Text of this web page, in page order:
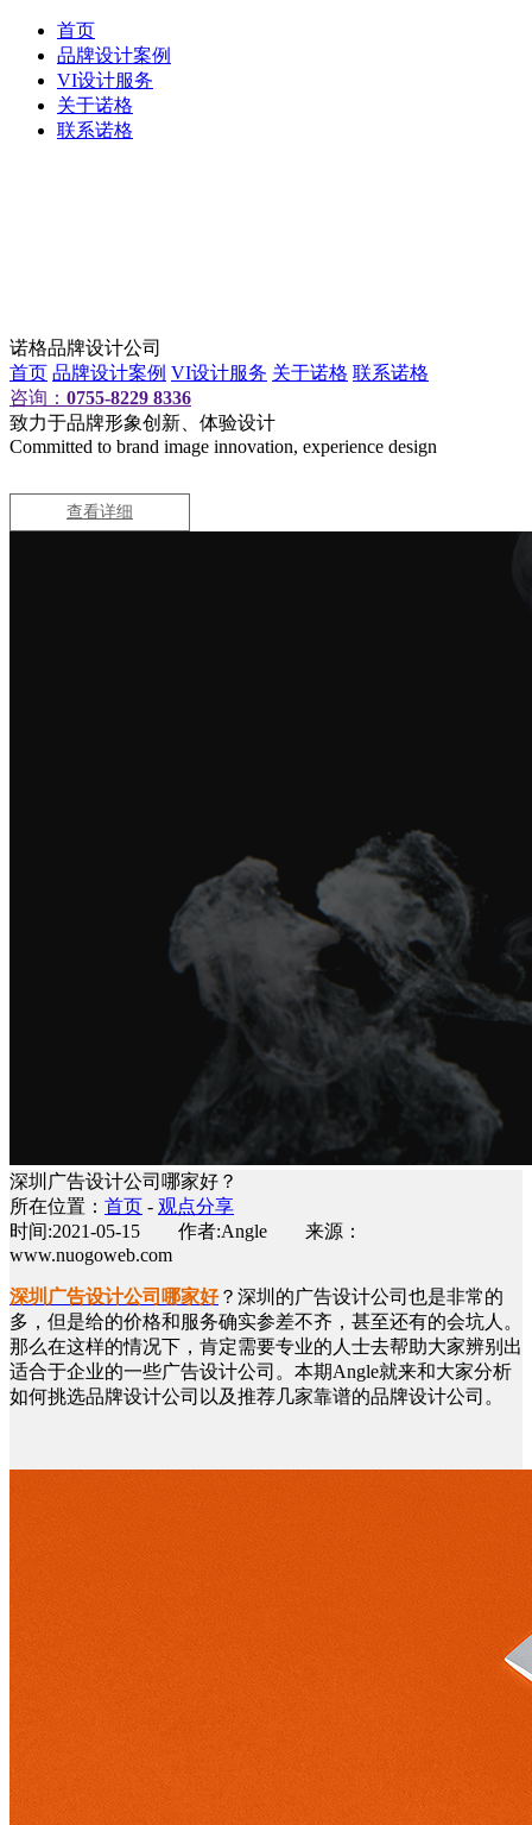
首页
品牌设计案例
VI设计服务
关于诺格
联系诺格
诺格品牌设计公司
首页 品牌设计案例 VI设计服务 关于诺格 联系诺格
咨询： 0755-8229 8336
致力于品牌形象创新、体验设计
Committed to brand image innovation, experience design
查看详细
深圳广告设计公司哪家好？
所在位置： 首页 - 观点分享
时间:2021-05-15 作者:Angle 来源：
www.nuogoweb.com
深圳广告设计公司 哪家好？深圳的广告设计公司也是非常的
多，但是给的价格和服务确实参差不齐，甚至还有的会坑人。
那么在这样的情况下，肯定需要专业的人士去帮助大家辨别出
适合于企业的一些广告设计公司。本期Angle就来和大家分析
如何挑选品牌设计公司以及推荐几家靠谱的品牌设计公司。